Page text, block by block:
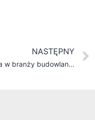
NASTĘPNY
Praca w branży budowlanej – perspektywy zatrudnienia w firmie Brickon